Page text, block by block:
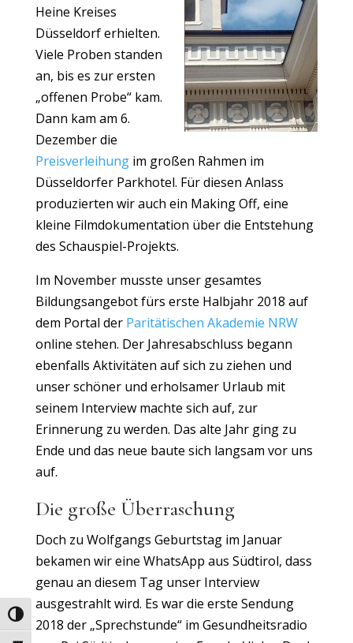
Umschalten auf hohe Kontraste
Heine Kreises
Düsseldorf erhielten.
Viele Proben standen
an, bis es zur ersten
„offenen Probe“ kam.
Dann kam am 6.
Dezember die
Preisverleihungim großen Rahmen im
Düsseldorfer Parkhotel. Für diesen Anlass
produzierten wir auch ein Making Off, eine
kleine Filmdokumentation über die Entstehung
des Schauspiel-Projekts.
Im November musste unser gesamtes
Bildungsangebot fürs erste Halbjahr 2018 auf
dem Portal der Paritätischen Akademie NRW
online stehen. Der Jahresabschluss begann
ebenfalls Aktivitäten auf sich zu ziehen und
unser schöner und erholsamer Urlaub mit
seinem Interview machte sich auf, zur
Erinnerung zu werden. Das alte Jahr ging zu
Ende und das neue baute sich langsam vor uns
auf.
Die große Überraschung
Doch zu Wolfgangs Geburtstag im Januar
bekamen wir eine WhatsApp aus Südtirol, dass
genau an diesem Tag unser Interview
ausgestrahlt wird. Es war die erste Sendung
2018 der „Sprechstunde“ im Gesundheitsradio